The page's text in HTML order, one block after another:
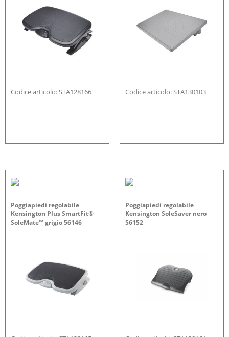
Codice articolo: STA128166 Codice articolo: STA130103
Poggiapiedi regolabile
Kensington Plus SmartFit®
SoleMate™ grigio 56146
Poggiapiedi regolabile
Kensington SoleSaver nero
56152